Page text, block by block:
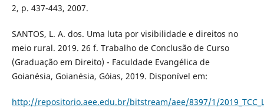
2, p. 437-443, 2007.
SANTOS, L. A. dos. Uma luta por visibilidade e direitos no
meio rural. 2019. 26 f. Trabalho de Conclusão de Curso
(Graduação em Direito) - Faculdade Evangélica de
Goianésia, Goianésia, Góias, 2019. Disponível em:
http://repositorio.aee.edu.br/bitstream/aee/8397/1/